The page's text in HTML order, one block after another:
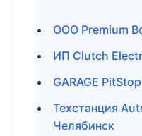
ООО Premium
ИП Clutch
GARAGE
Техстанция
Челябинск